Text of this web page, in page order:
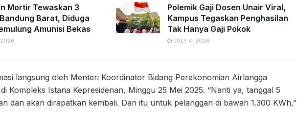
Mortir Tewaskan 3
Barat, Diduga
Amunisi Bekas
Polemik Gaji Dosen Unair Viral,
Kampus Tegaskan Penghasilan
Tak Hanya Gaji Pokok
JULY 4, 2026
langsung oleh Menteri Koordinator Bidang Perekonomian Airlangga
Kompleks Istana Kepresidenan, Minggu 25 Mei 2025. “Nanti ya, tanggal 5
dan akan dirapatkan kembali. Dan itu untuk pelanggan di bawah 1.300 KWh,”